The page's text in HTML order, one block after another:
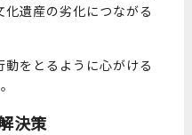
遺産の劣化につながる
をとるように心がける
決策